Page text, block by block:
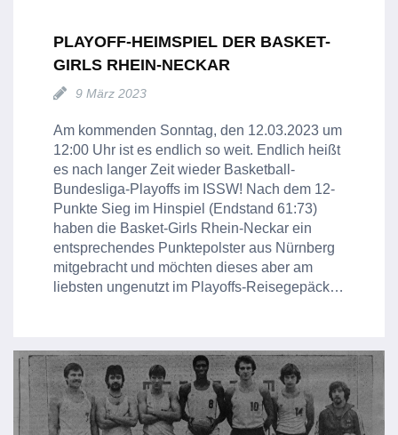
PLAYOFF-HEIMSPIEL DER BASKET-
GIRLS RHEIN-NECKAR
9 März 2023
Am kommenden Sonntag, den 12.03.2023 um
12:00 Uhr ist es endlich so weit. Endlich heißt
es nach langer Zeit wieder Basketball-
Bundesliga-Playoffs im ISSW! Nach dem 12-
Punkte Sieg im Hinspiel (Endstand 61:73)
haben die Basket-Girls Rhein-Neckar ein
entsprechendes Punktepolster aus Nürnberg
mitgebracht und möchten dieses aber am
liebsten ungenutzt im Playoffs-Reisegepäck…